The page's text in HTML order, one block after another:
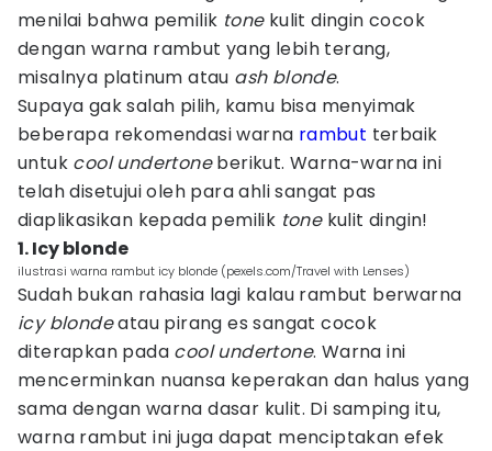
menilai bahwa pemilik tonekulit dingin cocok
dengan warna rambut yang lebih terang,
misalnya platinum atau ash blonde.
Supaya gak salah pilih, kamu bisa menyimak
beberapa rekomendasi warna rambut terbaik
untuk cool undertoneberikut. Warna-warna ini
telah disetujui oleh para ahli sangat pas
diaplikasikan kepada pemilik tonekulit dingin!
1. Icy blonde
ilustrasi warna rambut icy blonde (pexels.com/Travel with Lenses)
Sudah bukan rahasia lagi kalau rambut berwarna
icy blondeatau pirang es sangat cocok
diterapkan pada cool undertone. Warna ini
mencerminkan nuansa keperakan dan halus yang
sama dengan warna dasar kulit. Di samping itu,
warna rambut ini juga dapat menciptakan efek